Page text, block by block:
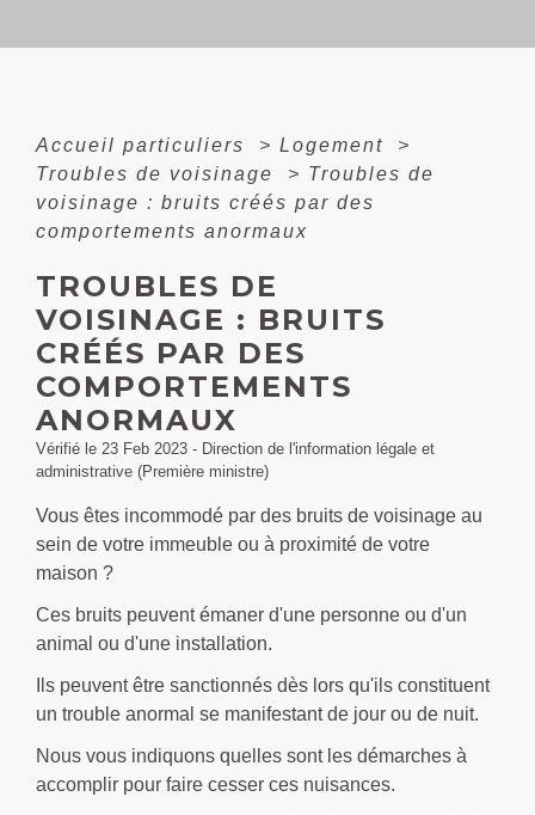
Accueil particuliers > Logement
>
Troubles de voisinage
> Troubles de
voisinage : bruits créés par des
comportements anormaux
TROUBLES DE
VOISINAGE : BRUITS
CRÉÉS PAR DES
COMPORTEMENTS
ANORMAUX
Vérifié le 23 Feb 2023 - Direction de l'information légale et
administrative (Première ministre)
Vous êtes incommodé par des bruits de voisinage au
sein de votre immeuble ou à proximité de votre
maison ?
Ces bruits peuvent émaner d'une personne ou d'un
animal ou d'une installation.
Ils peuvent être sanctionnés dès lors qu'ils constituent
un trouble anormal se manifestant de jour ou de nuit.
Nous vous indiquons quelles sont les démarches à
accomplir pour faire cesser ces nuisances.